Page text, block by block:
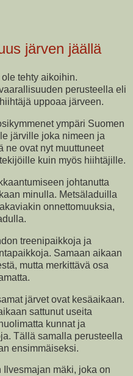
järven jäällä
tehty aikoihin.
perusteella eli
uppoaa järveen.
ympäri Suomen
järville joka nimeen ja
ne ovat nyt muuttuneet
kuin myös hiihtäjille.
johtanutta
minulla. Metsäladuilla
onnettomuuksia,
treenipaikkoja ja
Samaan aikaan
mutta merkittävä osa
järvet ovat kesäaikaan.
sattunut useita
kunnat ja
Tällä samalla perusteella
ensimmäiseksi.
mäki, joka on